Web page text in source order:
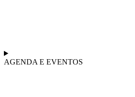
AGENDA E EVENTOS